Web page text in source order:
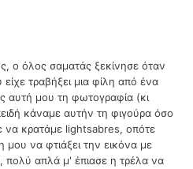
ο όλος σαματάς ξεκίνησε όταν
τραβήξει μια φίλη από ένα
αυτή μου τη φωτογραφία (κι
κάναμε αυτήν τη φιγούρα όσο
να κρατάμε lightsabres, οπότε
να φτιάξει την εικόνα με
πολύ απλά μ' έπιασε η τρέλα να